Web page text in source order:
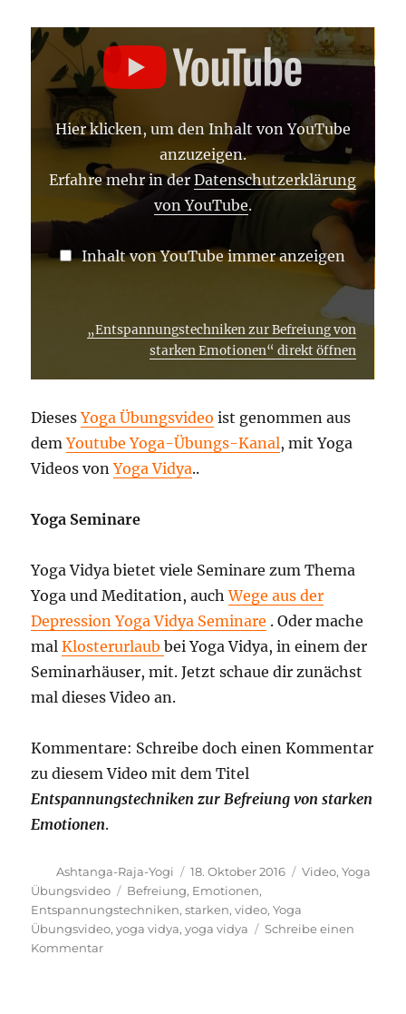
„ENTSPANNUNGSTECHNIKEN
ZUR
BEFREIUNG
VON
STARKEN
EMOTIONEN“
VON
YOUTUBE
ANZEIGEN
Hier klicken, um den Inhalt von YouTube
anzuzeigen.
Erfahre mehr in derDatenschutzerklärung
von YouTube.
Inhalt von YouTube immer anzeigen
„Entspannungstechniken zur Befreiung von
starken Emotionen“ direkt öffnen
DiesesYoga Übungsvideo ist genommen aus
demYoutube Yoga-Übungs-Kanal, mit Yoga
Videos vonYoga Vidya..
Yoga Seminare
Yoga Vidya bietet viele Seminare zum Thema
Yoga und Meditation, auchWege aus der
Depression Yoga Vidya Seminare . Oder mache
malKlosterurlaubbei Yoga Vidya, in einem der
Seminarhäuser, mit. Jetzt schaue dir zunächst
mal dieses Video an.
Kommentare: Schreibe doch einen Kommentar
zu diesem Video mit dem Titel
Entspannungstechniken zur Befreiung von starken
Emotionen.
Autor
Ashtanga-Raja-Yogi
Veröffentlicht
am
18. Oktober 2016 Kategorien
Video,Yoga
Übungsvideo
Schlagwörter
Befreiung, Emotionen,
Entspannungstechniken,starken,video,Yoga
Übungsvideo,yoga vidya,yoga vidya
Schreibe einen
Kommentarzu